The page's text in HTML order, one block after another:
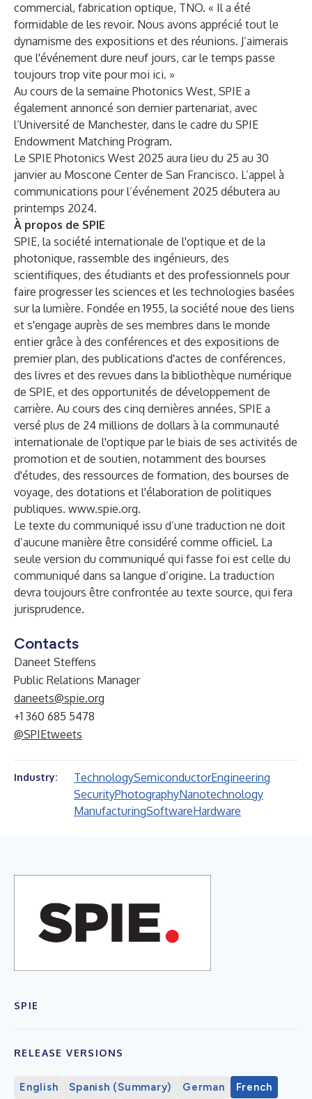
commercial, fabrication optique, TNO. « Il a été
formidable de les revoir. Nous avons apprécié tout le
dynamisme des expositions et des réunions. J’aimerais
que l'événement dure neuf jours, car le temps passe
toujours trop vite pour moi ici. »
Au cours de la semaine Photonics West, SPIE a
également annoncé son dernier partenariat, avec
l’Université de Manchester, dans le cadre du SPIE
Endowment Matching Program.
Le SPIE Photonics West 2025 aura lieu du 25 au 30
janvier au Moscone Center de San Francisco. L’appel à
communications pour l’événement 2025 débutera au
printemps 2024.
À propos de SPIE
SPIE, la société internationale de l'optique et de la
photonique, rassemble des ingénieurs, des
scientifiques, des étudiants et des professionnels pour
faire progresser les sciences et les technologies basées
sur la lumière. Fondée en 1955, la société noue des liens
et s'engage auprès de ses membres dans le monde
entier grâce à des conférences et des expositions de
premier plan, des publications d'actes de conférences,
des livres et des revues dans la bibliothèque numérique
de SPIE, et des opportunités de développement de
carrière. Au cours des cinq dernières années, SPIE a
versé plus de 24 millions de dollars à la communauté
internationale de l'optique par le biais de ses activités de
promotion et de soutien, notamment des bourses
d'études, des ressources de formation, des bourses de
voyage, des dotations et l'élaboration de politiques
publiques. www.spie.org.
Le texte du communiqué issu d’une traduction ne doit
d’aucune manière être considéré comme officiel. La
seule version du communiqué qui fasse foi est celle du
communiqué dans sa langue d’origine. La traduction
devra toujours être confrontée au texte source, qui fera
jurisprudence.
Contacts
Daneet Steffens
Public Relations Manager
daneets@spie.org
+1 360 685 5478
@SPIEtweets
Industry: TechnologySemiconductorEngineering
SecurityPhotographyNanotechnology
ManufacturingSoftwareHardware
SPIE
RELEASE VERSIONS
English Spanish (Summary) German French